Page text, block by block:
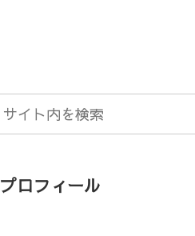
プロフィール